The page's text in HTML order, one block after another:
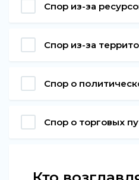
Спор из-за
Спор из-за
Спор о
Спор о торговых